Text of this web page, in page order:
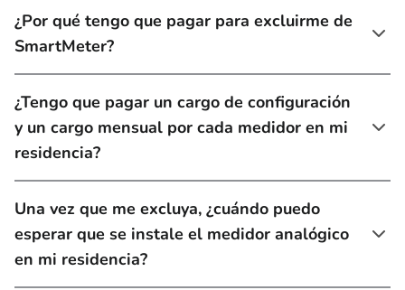
¿Por qué tengo que pagar para excluirme de
SmartMeter?
¿Tengo que pagar un cargo de configuración
y un cargo mensual por cada medidor en mi
residencia?
Una vez que me excluya, ¿cuándo puedo
esperar que se instale el medidor analógico
en mi residencia?